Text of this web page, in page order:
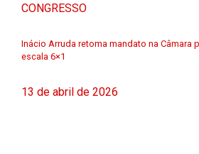
CONGRESSO
Inácio Arruda retoma mandato na Câmara
escala 6×1
13 de abril de 2026